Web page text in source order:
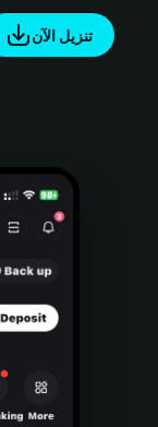
تنزيل الآن